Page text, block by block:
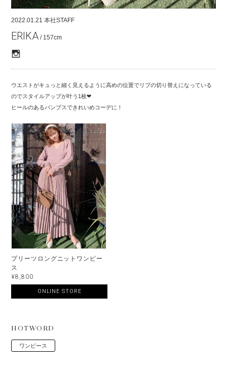
2022.01.21 本社STAFF
ERIKA / 157cm
ウエストがキュっと細く見えるように高めの位置でリブの切り替えになっている
のでスタイルアップが叶う1枚❤︎
ヒールのあるパンプスできれいめコーデに！
プリーツロングニットワンピー
ス
¥8,800
ONLINE STORE
HOTWORD
ワンピース
FOR BUSINESS PARTNER